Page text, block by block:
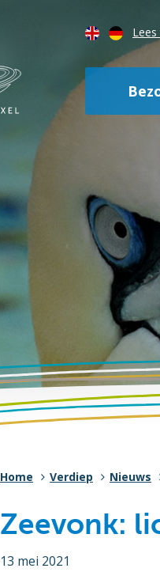
Home Verdiep Nieuws
Zeevonk:
13 mei 2021